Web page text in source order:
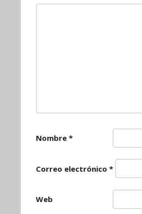
Nombre *
Correo electrónico *
Web